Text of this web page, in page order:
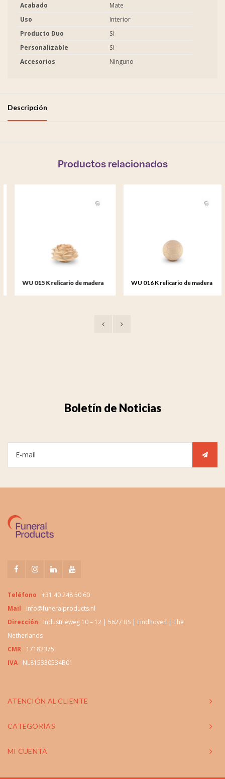
Acabado
Mate
Uso
Interior
Producto Duo
Sí
Personalizable
Sí
Accesorios
Ninguno
Descripción
Productos relacionados
WU 015 K relicario de madera WU 016 K relicario de madera
Boletín de Noticias
Teléfono
+31 40 248 50 60
Mail
info@funeralproducts.nl
Dirección
Industrieweg 10 – 12 | 5627 BS | Eindhoven | The
Netherlands
CMR
17182375
IVA
NL815330534B01
ATENCIÓN AL CLIENTE
CATEGORÍAS
MI CUENTA